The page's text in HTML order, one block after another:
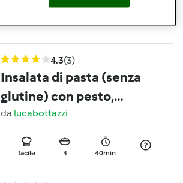
facile 2 30min
4.3(3)
Insalata di pasta (senza
glutine) con pesto,
zucchine grigliate e
pomodorini
da lucabottazzi
facile 4 40min